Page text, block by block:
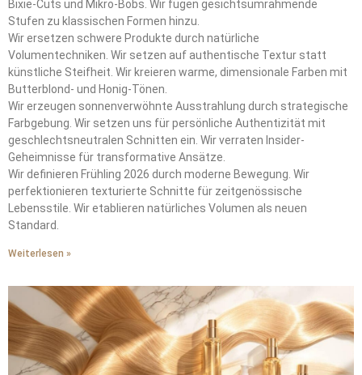
Bixie-Cuts und Mikro-Bobs. Wir fügen gesichtsumrahmende
Stufen zu klassischen Formen hinzu.
Wir ersetzen schwere Produkte durch natürliche
Volumentechniken. Wir setzen auf authentische Textur statt
künstliche Steifheit. Wir kreieren warme, dimensionale Farben mit
Butterblond- und Honig-Tönen.
Wir erzeugen sonnenverwöhnte Ausstrahlung durch strategische
Farbgebung. Wir setzen uns für persönliche Authentizität mit
geschlechtsneutralen Schnitten ein. Wir verraten Insider-
Geheimnisse für transformative Ansätze.
Wir definieren Frühling 2026 durch moderne Bewegung. Wir
perfektionieren texturierte Schnitte für zeitgenössische
Lebensstile. Wir etablieren natürliches Volumen als neuen
Standard.
Weiterlesen »